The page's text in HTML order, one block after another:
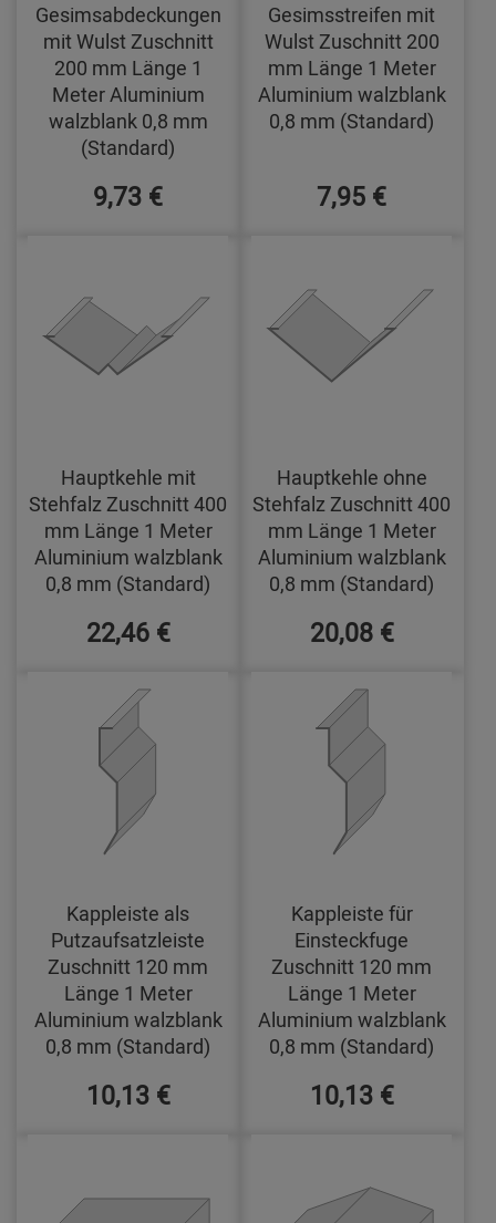
Gesimsabdeckungen
mit Wulst Zuschnitt
200 mm Länge 1
Meter Aluminium
walzblank 0,8 mm
(Standard)
9,73 €
Gesimsstreifen mit
Wulst Zuschnitt 200
mm Länge 1 Meter
Aluminium walzblank
0,8 mm (Standard)
7,95 €
Hauptkehle mit
Stehfalz Zuschnitt 400
mm Länge 1 Meter
Aluminium walzblank
0,8 mm (Standard)
22,46 €
Hauptkehle ohne
Stehfalz Zuschnitt 400
mm Länge 1 Meter
Aluminium walzblank
0,8 mm (Standard)
20,08 €
Kappleiste als
Putzaufsatzleiste
Zuschnitt 120 mm
Länge 1 Meter
Aluminium walzblank
0,8 mm (Standard)
10,13 €
Kappleiste für
Einsteckfuge
Zuschnitt 120 mm
Länge 1 Meter
Aluminium walzblank
0,8 mm (Standard)
10,13 €